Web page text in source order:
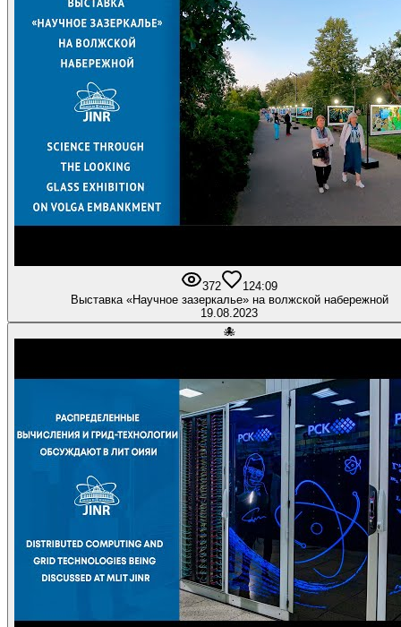
372 124:09
Выставка «Научное зазеркалье» на волжской набережной
19.08.2023
🐙